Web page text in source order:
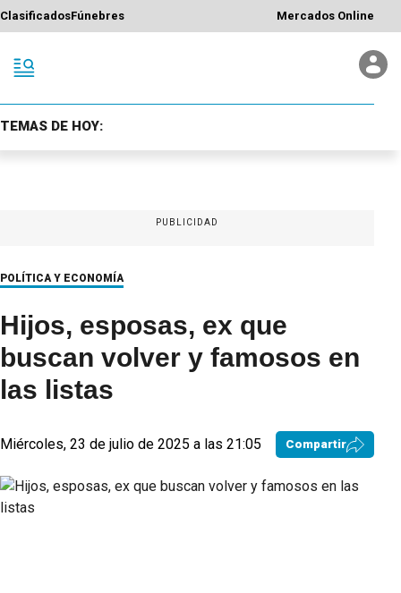
ClasificadosFúnebres Mercados Online
TEMAS DE HOY:
PUBLICIDAD
POLÍTICA Y ECONOMÍA
Hijos, esposas, ex que
buscan volver y famosos en
las listas
Miércoles, 23 de julio de 2025 a las 21:05 Compartir